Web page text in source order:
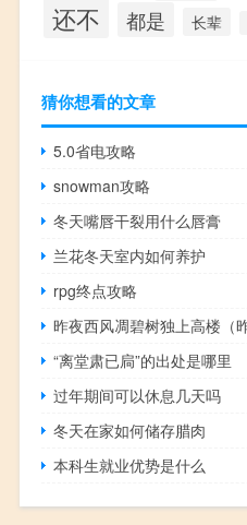
还不 都是 长辈
猜你想看的文章
5.0省电攻略
snowman攻略
冬天嘴唇干裂用什么唇膏
兰花冬天室内如何养护
rpg终点攻略
“离堂肃已扃”的出处是哪里
过年期间可以休息几天吗
冬天在家如何储存腊肉
本科生就业优势是什么